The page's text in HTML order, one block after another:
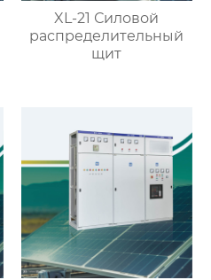
XL-21 Силовой
распределительный
щит